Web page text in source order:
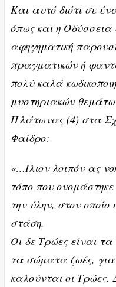
Και αυτό διότι σε
όπως και η
αφηγηματική
πραγματικών ή
πολύ καλά
μυστηριακών
Πλάτωνας (4) στα
Φαίδρο:
«…Ιλιον λοιπόν ας
τόπο που
την ύλην, στον οποίο
στάση.
Οι δε Τρώες είναι τα
τα σώματα ζωές, για
καλούνται οι Τρώες.